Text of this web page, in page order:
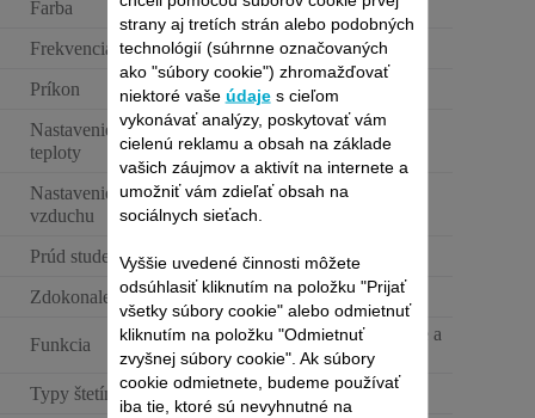
Farba
Purple & White
Frekvencia
50-60 Hz
Príkon
840-1000 W
Nastavenie rýchlosti /
teploty
2
Nastavenie prúdenia
vzduchu
Prúd studeného vzduchu
Zdokonalený povrch
Keramika
Funkcia
Ohrievanie, fúkanie a
otáčanie
Typy štetín
Syntetika
strany aj tretích strán alebo podobných
technológií (súhrnne označovaných
ako "súbory cookie") zhromažďovať
niektoré vaše údajes cieľom
vykonávať analýzy, poskytovať vám
cielenú reklamu a obsah na základe
vašich záujmov a aktivít na internete a
umožniť vám zdieľať obsah na
sociálnych sieťach.
Vyššie uvedené činnosti môžete
odsúhlasiť kliknutím na položku "Prijať
všetky súbory cookie" alebo odmietnuť
kliknutím na položku "Odmietnuť
zvyšnej súbory cookie". Ak súbory
cookie odmietnete, budeme používať
iba tie, ktoré sú nevyhnutné na